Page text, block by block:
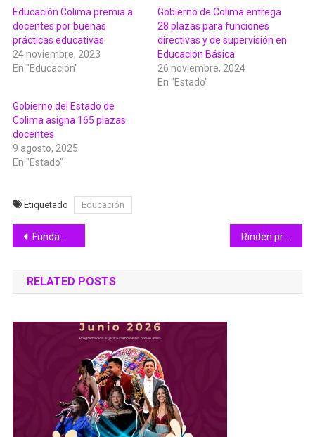
Educación Colima premia a
docentes por buenas
prácticas educativas
24 noviembre, 2023
En "Educación"
Gobierno de Colima entrega
28 plazas para funciones
directivas y de supervisión en
Educación Básica
26 noviembre, 2024
En "Estado"
Gobierno del Estado de
Colima asigna 165 plazas
docentes
9 agosto, 2025
En "Estado"
Etiquetado Educación
Navegación
de
entradas
Fundamental la psicología en los niños para fortalecer socialización y adaptación: Verónica Guzmán Rinden protesta los Comités Municipales de Nueva Alianza en el estado: Ileana Arreola Ochoa
RELATED POSTS